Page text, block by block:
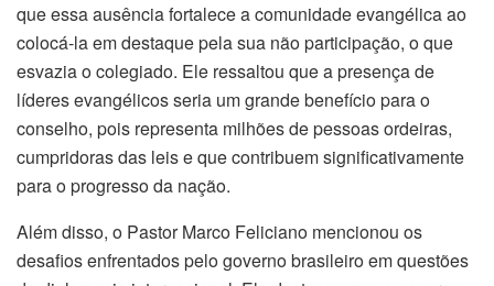
que essa ausência fortalece a comunidade evangélica ao
colocá-la em destaque pela sua não participação, o que
esvazia o colegiado. Ele ressaltou que a presença de
líderes evangélicos seria um grande benefício para o
conselho, pois representa milhões de pessoas ordeiras,
cumpridoras das leis e que contribuem significativamente
para o progresso da nação.
Além disso, o Pastor Marco Feliciano mencionou os
desafios enfrentados pelo governo brasileiro em questões